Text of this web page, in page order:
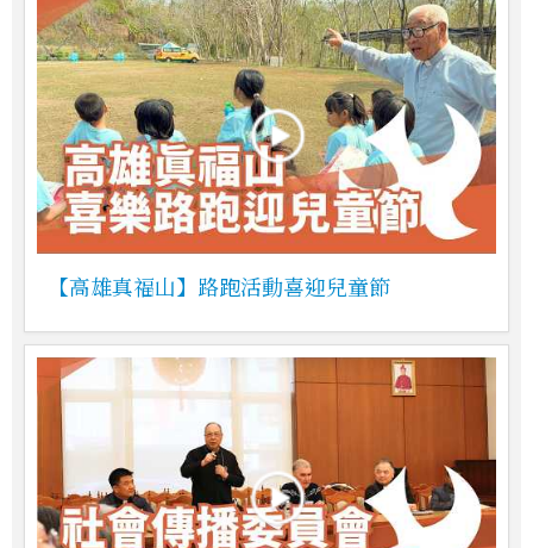
【高雄真福山】路跑活動喜迎兒童節